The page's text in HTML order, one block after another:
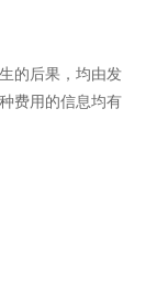
的后果，均由发
费用的信息均有